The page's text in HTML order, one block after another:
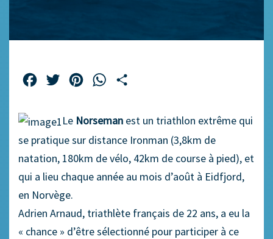
FacebookTwitterPinterestWhatsApp
Le Norseman est un triathlon extrême qui
se pratique sur distance Ironman (3,8km de
natation, 180km de vélo, 42km de course à pied), et
qui a lieu chaque année au mois d’août à Eidfjord,
en Norvège.
Adrien Arnaud, triathlète français de 22 ans, a eu la
« chance » d’être sélectionné pour participer à ce